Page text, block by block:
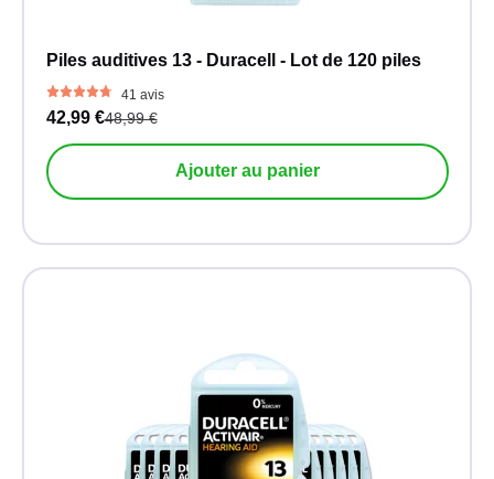
Piles auditives 13 - Duracell - Lot de 120 piles
41 avis
42,99 €48,99 €
Ajouter au panier